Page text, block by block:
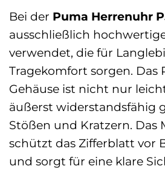
Bei der Puma Herrenuhr
ausschließlich
verwendet, die für
Tragekomfort sorgen. Das
Gehäuse ist nicht nur
äußerst widerstandsfähig
Stößen und Kratzern. Das
schützt das Zifferblatt vor
und sorgt für eine klare